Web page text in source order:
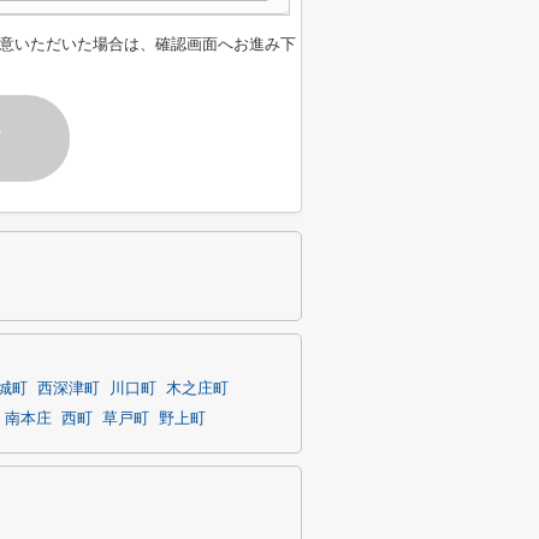
いただいた場合は、確認画面へお進み下
町 西深津町 川口町
木之庄町
南本庄
西町 草戸町 野上町